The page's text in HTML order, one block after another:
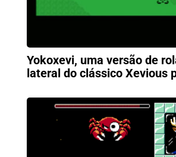
Yokoxevi, uma versão de
lateral do clássico Xevious